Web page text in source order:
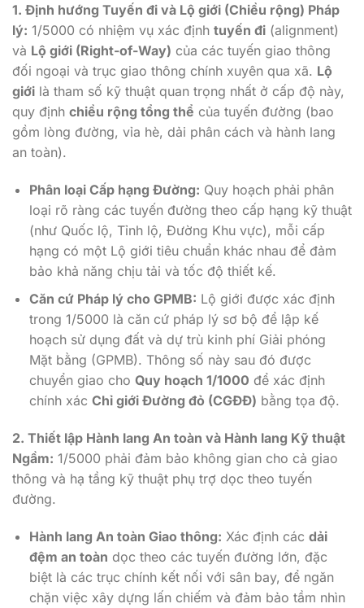
1. Định hướng Tuyến đi và Lộ giới (Chiều rộng) Pháp
lý: 1/5000 có nhiệm vụ xác định tuyến đi (alignment)
và Lộ giới (Right-of-Way) của các tuyến giao thông
đối ngoại và trục giao thông chính xuyên qua xã. Lộ
giới là tham số kỹ thuật quan trọng nhất ở cấp độ này,
quy định chiều rộng tổng thể của tuyến đường (bao
gồm lòng đường, vỉa hè, dải phân cách và hành lang
an toàn).
Phân loại Cấp hạng Đường: Quy hoạch phải phân
loại rõ ràng các tuyến đường theo cấp hạng kỹ thuật
(như Quốc lộ, Tỉnh lộ, Đường Khu vực), mỗi cấp
hạng có một Lộ giới tiêu chuẩn khác nhau để đảm
bảo khả năng chịu tải và tốc độ thiết kế.
Căn cứ Pháp lý cho GPMB: Lộ giới được xác định
trong 1/5000 là căn cứ pháp lý sơ bộ để lập kế
hoạch sử dụng đất và dự trù kinh phí Giải phóng
Mặt bằng (GPMB). Thông số này sau đó được
chuyển giao cho Quy hoạch 1/1000 để xác định
chính xác Chỉ giới Đường đỏ (CGĐĐ) bằng tọa độ.
2. Thiết lập Hành lang An toàn và Hành lang Kỹ thuật
Ngầm: 1/5000 phải đảm bảo không gian cho cả giao
thông và hạ tầng kỹ thuật phụ trợ dọc theo tuyến
đường.
Hành lang An toàn Giao thông: Xác định các dải
đệm an toàn dọc theo các tuyến đường lớn, đặc
biệt là các trục chính kết nối với sân bay, để ngăn
chặn việc xây dựng lấn chiếm và đảm bảo tầm nhìn